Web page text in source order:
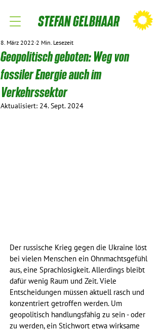
STEFAN GELBHAAR
Geopolitisch geboten: Weg von
fossiler Energie auch im
Verkehrssektor
8. März 2022 2 Min. Lesezeit
Aktualisiert: 24. Sept. 2024
Der russische Krieg gegen die Ukraine löst
bei vielen Menschen ein Ohnmachtsgefühl
aus, eine Sprachlosigkeit. Allerdings bleibt
dafür wenig Raum und Zeit. Viele
Entscheidungen müssen aktuell rasch und
konzentriert getroffen werden. Um
geopolitisch handlungsfähig zu sein - oder
zu werden, ein Stichwort etwa wirksame